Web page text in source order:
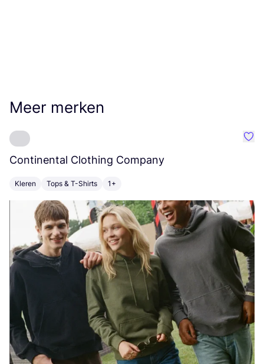
Meer merken
Continental Clothing Company
Kleren Tops & T-Shirts 1+